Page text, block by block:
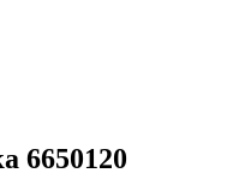
6650120